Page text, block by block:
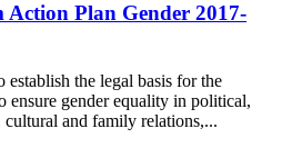
Plan Gender 2017-
the legal basis for the
ensure gender equality in political,
and family relations,...